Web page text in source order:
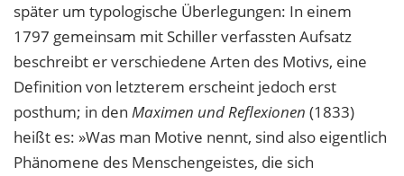
später um typologische Überlegungen: In einem
1797 gemeinsam mit Schiller verfassten Aufsatz
beschreibt er verschiedene Arten des Motivs, eine
Definition von letzterem erscheint jedoch erst
posthum; in den Maximen und Reflexionen (1833)
heißt es: »Was man Motive nennt, sind also eigentlich
Phänomene des Menschengeistes, die sich